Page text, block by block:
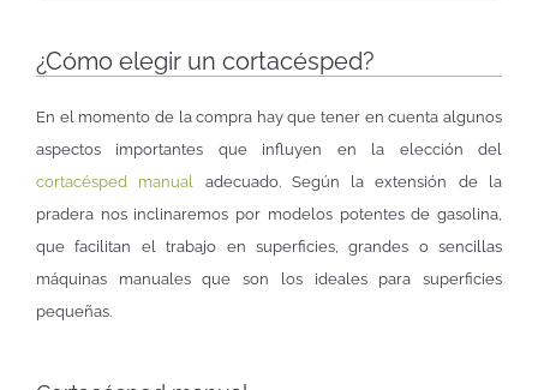
¿Cómo elegir un cortacésped?
En el momento de la compra hay que tener en cuenta algunos
aspectos importantes que influyen en la elección del
cortacésped manual
adecuado. Según la extensión de la
pradera nos inclinaremos por modelos potentes de gasolina,
que facilitan el trabajo en superficies, grandes o sencillas
máquinas manuales que son los ideales para superficies
pequeñas.